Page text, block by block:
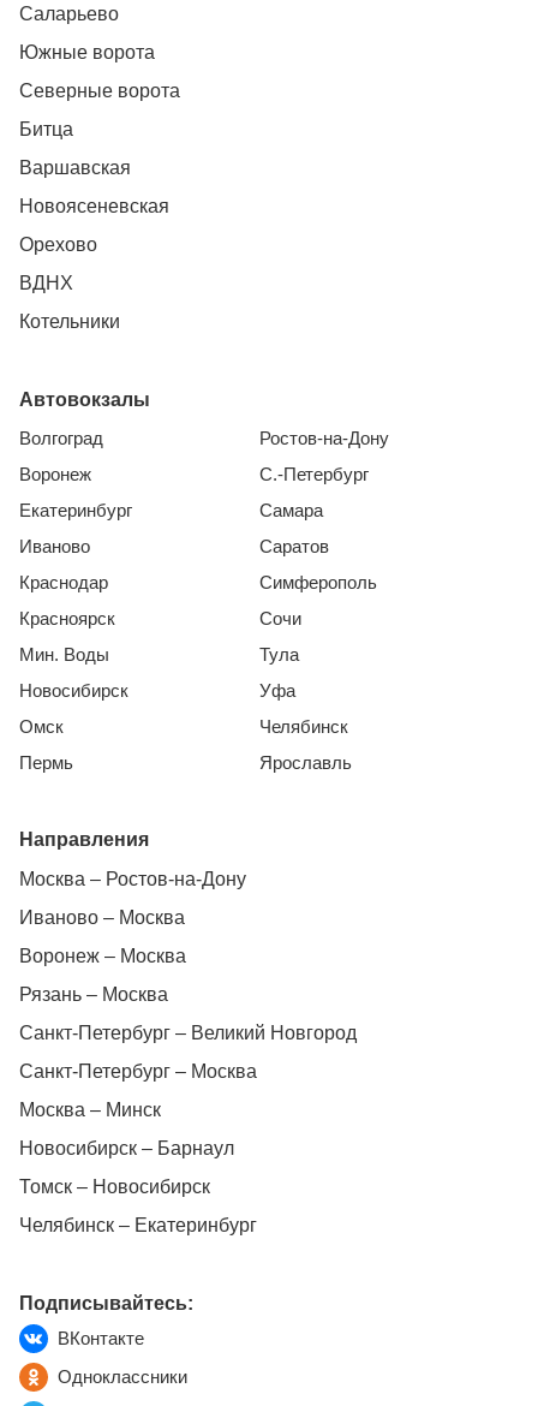
Саларьево
Южные ворота
Северные ворота
Битца
Варшавская
Новоясеневская
Орехово
ВДНХ
Котельники
Автовокзалы
Волгоград
Воронеж
Екатеринбург
Иваново
Краснодар
Красноярск
Мин. Воды
Новосибирск
Омск
Пермь
Ростов-на-Дону
С.-Петербург
Самара
Саратов
Симферополь
Сочи
Тула
Уфа
Челябинск
Ярославль
Направления
Москва – Ростов-на-Дону
Иваново – Москва
Воронеж – Москва
Рязань – Москва
Санкт-Петербург – Великий Новгород
Санкт-Петербург – Москва
Москва – Минск
Новосибирск – Барнаул
Томск – Новосибирск
Челябинск – Екатеринбург
Подписывайтесь:
ВКонтакте
Одноклассники